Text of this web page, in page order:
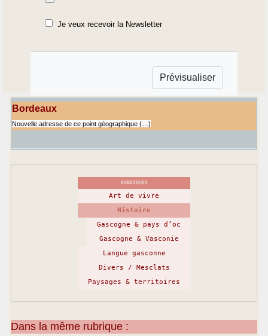
Je veux recevoir la Newsletter
Bordeaux
Nouvelle adresse de ce point géographique (…)
RUBRIQUES
Art de vivre
Histoire
Gascogne & pays d’oc
Gascogne & Vasconie
Langue gasconne
Divers / Mesclats
Paysages & territoires
Dans la même rubrique :